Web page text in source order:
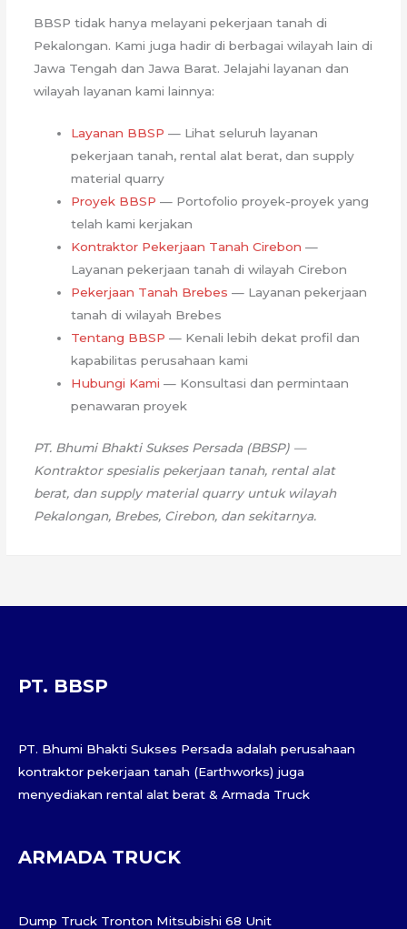
BBSP tidak hanya melayani pekerjaan tanah di
Pekalongan. Kami juga hadir di berbagai wilayah lain di
Jawa Tengah dan Jawa Barat. Jelajahi layanan dan
wilayah layanan kami lainnya:
Layanan BBSP — Lihat seluruh layanan
pekerjaan tanah, rental alat berat, dan supply
material quarry
Proyek BBSP — Portofolio proyek-proyek yang
telah kami kerjakan
Kontraktor Pekerjaan Tanah Cirebon —
Layanan pekerjaan tanah di wilayah Cirebon
Pekerjaan Tanah Brebes — Layanan pekerjaan
tanah di wilayah Brebes
Tentang BBSP — Kenali lebih dekat profil dan
kapabilitas perusahaan kami
Hubungi Kami — Konsultasi dan permintaan
penawaran proyek
PT. Bhumi Bhakti Sukses Persada (BBSP) —
Kontraktor spesialis pekerjaan tanah, rental alat
berat, dan supply material quarry untuk wilayah
Pekalongan, Brebes, Cirebon, dan sekitarnya.
PT. BBSP
PT. Bhumi Bhakti Sukses Persada adalah perusahaan
kontraktor pekerjaan tanah (Earthworks) juga
menyediakan rental alat berat & Armada Truck
ARMADA TRUCK
Dump Truck Tronton Mitsubishi 68 Unit